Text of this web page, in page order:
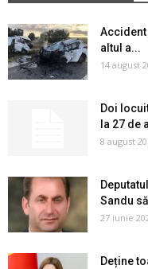
Accident
altul a...
14 august
Doi
la 27 de
8 august
Sandu
27 iunie
Deține